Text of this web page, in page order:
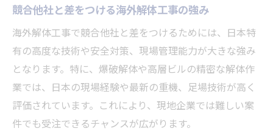
競合他社と差をつける海外解体工事の強み
海外解体工事で競合他社と差をつけるためには、日本特
有の高度な技術や安全対策、現場管理能力が大きな強み
となります。特に、爆破解体や高層ビルの精密な解体作
業では、日本の現場経験や最新の重機、足場技術が高く
評価されています。これにより、現地企業では難しい案
件でも受注できるチャンスが広がります。